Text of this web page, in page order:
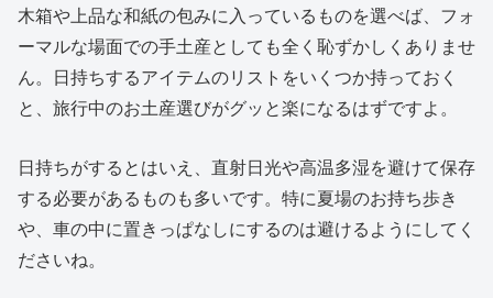
木箱や上品な和紙の包みに入っているものを選べば、フォ
ーマルな場面での手土産としても全く恥ずかしくありませ
ん。日持ちするアイテムのリストをいくつか持っておく
と、旅行中のお土産選びがグッと楽になるはずですよ。
日持ちがするとはいえ、直射日光や高温多湿を避けて保存
する必要があるものも多いです。特に夏場のお持ち歩き
や、車の中に置きっぱなしにするのは避けるようにしてく
ださいね。